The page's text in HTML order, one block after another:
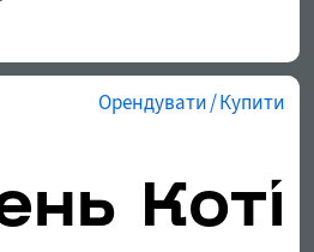
Орендувати / Купити